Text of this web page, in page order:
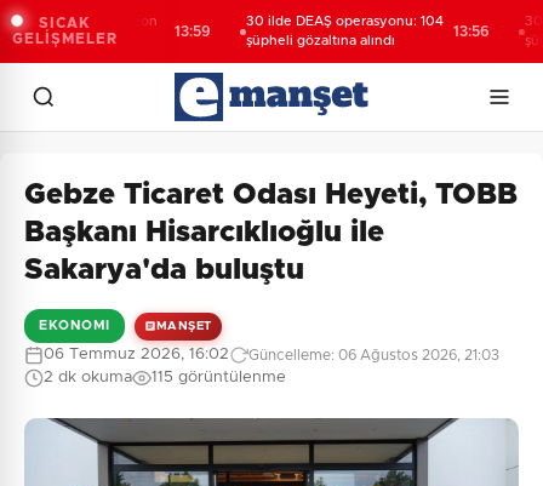
SICAK
GELİŞMELER
yeni sezon
30 ilde DEAŞ operasyonu: 104
şüpheli gözaltına alındı
30 ilde
şüpheli
Gebze Ticaret Odası Heyeti, TOBB
Başkanı Hisarcıklıoğlu ile
Sakarya'da buluştu
EKONOMI MANŞET
06 Temmuz 2026, 16:02 Güncelleme: 06 Ağustos 2026, 21:03
2 dk okuma 115 görüntülenme